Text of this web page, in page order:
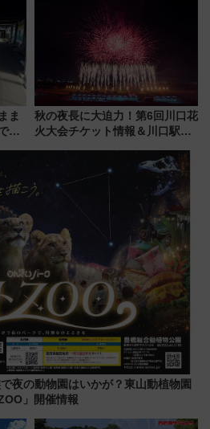
ィ
来春のGW旅行まで狙える激ア
ツ路線まとめ（8/10まで）
ま
幸
秋の夜長に大迫力！第6回川口花
火大会チケット情報＆川口駅か
夜の動物園はいかが？東山動植物園
」開催情報